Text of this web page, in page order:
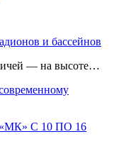
и бассейнов
— на высоте…
С 10 ПО 16